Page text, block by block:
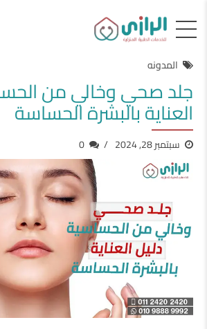
المدونه
جلد صحي وخالي من
العناية بالبشرة الحساسة
سبتمبر 28, 2024 0